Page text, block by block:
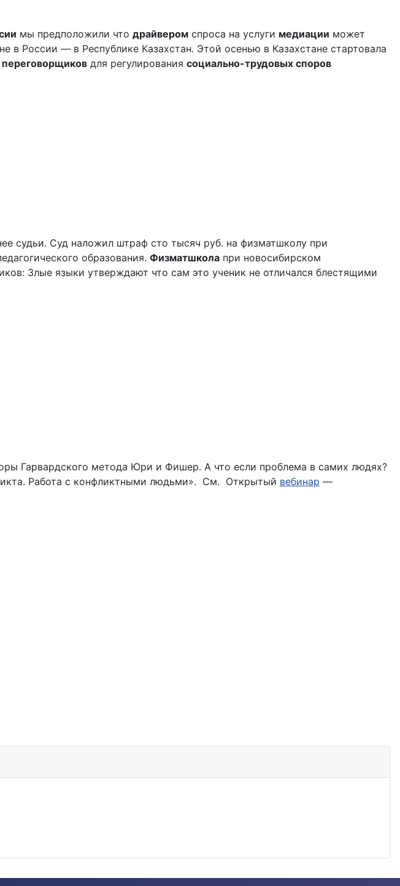
мы предположили что драйвером спроса на услуги медиации может
в России — в Республике Казахстан. Этой осенью в Казахстане стартовала
переговорщиков для регулирования социально-трудовых споров
судьи. Суд наложил штраф сто тысяч руб. на физматшколу при
образования. Физматшкола при новосибирском
Злые языки утверждают что сам это ученик не отличался блестящими
Гарвардского метода Юри и Фишер. А что если проблема в самих людях?
Работа с конфликтными людьми». См. Открытый вебинар —